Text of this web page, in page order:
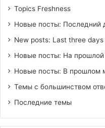
Topics Freshness
Новые посты: Последний
New posts: Last three days
Новые посты: На
Новые посты: В прошлом
Темы с большинством
Последние темы